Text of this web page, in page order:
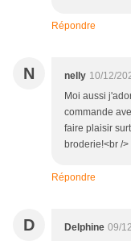
Répondre
N nelly 10/12/
Moi aussi
commande
faire plaisir
broderie!<br /
Répondre
D Delphine 09/